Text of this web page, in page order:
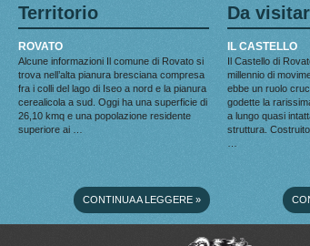
Territorio
ROVATO
Alcune informazioni Il comune di Rovato si
trova nell’alta pianura bresciana compresa
fra i colli del lago di Iseo a nord e la pianura
cerealicola a sud. Oggi ha una superficie di
26,10 kmq e una popolazione residente
superiore ai …
CONTINUA A LEGGERE »
Da
IL CASTELLO
Il Castello di
millennio di
ebbe un ruolo
godette la
a lungo quasi
struttura.